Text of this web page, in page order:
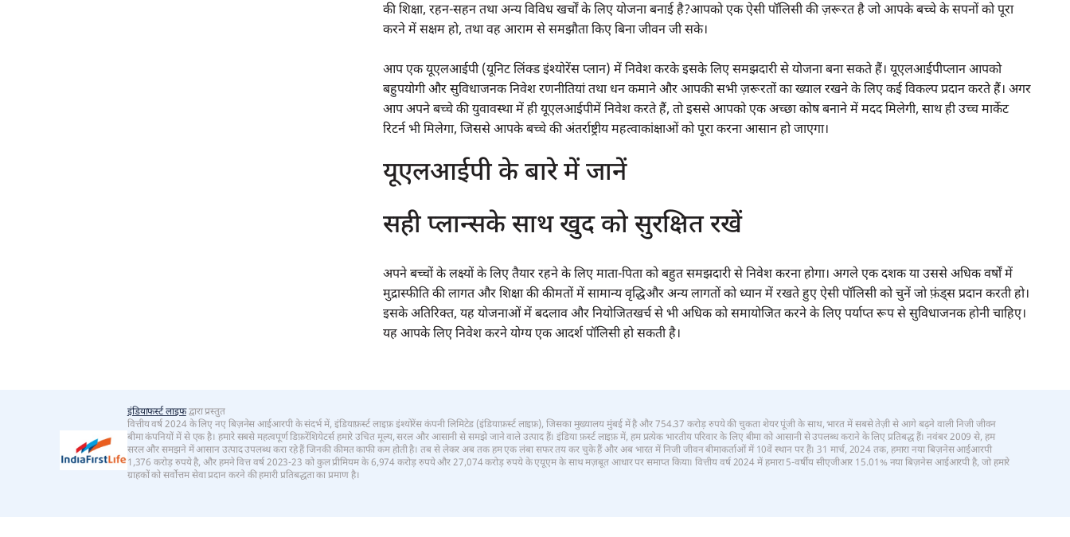
की शिक्षा, रहन-सहन तथा अन्य विविध खर्चों के लिए योजना बनाई है?आपको एक ऐसी पॉलिसी की ज़रूरत है जो आपके बच्चे के सपनों को पूरा
करने में सक्षम हो, तथा वह आराम से समझौता किए बिना जीवन जी सके।
आप एक यूएलआईपी (यूनिट लिंक्ड इंश्योरेंस प्लान) में निवेश करके इसके लिए समझदारी से योजना बना सकते हैं। यूएलआईपीप्लान आपको
बहुपयोगी और सुविधाजनक निवेश रणनीतियां तथा धन कमाने और आपकी सभी ज़रूरतों का ख्याल रखने के लिए कई विकल्प प्रदान करते हैं। अगर
आप अपने बच्चे की युवावस्था में ही यूएलआईपीमें निवेश करते हैं, तो इससे आपको एक अच्छा कोष बनाने में मदद मिलेगी, साथ ही उच्च मार्केट
रिटर्न भी मिलेगा, जिससे आपके बच्चे की अंतर्राष्ट्रीय महत्वाकांक्षाओं को पूरा करना आसान हो जाएगा।
यूएलआईपी के बारे में जानें
सही प्लान्सके साथ खुद को सुरक्षित रखें
अपने बच्चों के लक्ष्यों के लिए तैयार रहने के लिए माता-पिता को बहुत समझदारी से निवेश करना होगा। अगले एक दशक या उससे अधिक वर्षों में
मुद्रास्फीति की लागत और शिक्षा की कीमतों में सामान्य वृद्धिऔर अन्य लागतों को ध्यान में रखते हुए ऐसी पॉलिसी को चुनें जो फ़ंड्स प्रदान करती हो।
इसके अतिरिक्त, यह योजनाओं में बदलाव और नियोजितखर्च से भी अधिक को समायोजित करने के लिए पर्याप्त रूप से सुविधाजनक होनी चाहिए।
यह आपके लिए निवेश करने योग्य एक आदर्श पॉलिसी हो सकती है।
इंडियाफर्स्ट लाइफद्वारा प्रस्तुत
वित्तीय वर्ष 2024 के लिए नए बिज़नेस आईआरपी के संदर्भ में, इंडियाफ़र्स्ट लाइफ़ इंश्योरेंस कंपनी लिमिटेड (इंडियाफ़र्स्ट लाइफ़), जिसका मुख्यालय मुंबई में है और 754.37 करोड़ रुपये की चुकता शेयर पूंजी के साथ, भारत में सबसे तेज़ी से आगे बढ़ने वाली निजी जीवन
बीमा कंपनियों में से एक है। हमारे सबसे महत्वपूर्ण डिफ़रेंशियेटर्स हमारे उचित मूल्य, सरल और आसानी से समझे जाने वाले उत्पाद हैं। इंडिया फ़र्स्ट लाइफ़ में, हम प्रत्येक भारतीय परिवार के लिए बीमा को आसानी से उपलब्ध कराने के लिए प्रतिबद्ध हैं। नवंबर 2009 से, हम
सरल और समझने में आसान उत्पाद उपलब्ध करा रहे हैं जिनकी कीमत काफी कम होती है। तब से लेकर अब तक हम एक लंबा सफर तय कर चुके हैं और अब भारत में निजी जीवन बीमाकर्ताओं में 10वें स्थान पर हैं। 31 मार्च, 2024 तक, हमारा नया बिज़नेस आईआरपी
1,376 करोड़ रुपये है, और हमने वित्त वर्ष 2023-23 को कुल प्रीमियम के 6,974 करोड़ रुपये और 27,074 करोड़ रुपये के एयूएम के साथ मज़बूत आधार पर समाप्त किया। वित्तीय वर्ष 2024 में हमारा 5-वर्षीय सीएजीआर 15.01% नया बिज़नेस आईआरपी है, जो हमारे
ग्राहकों को सर्वोत्तम सेवा प्रदान करने की हमारी प्रतिबद्धता का प्रमाण है।